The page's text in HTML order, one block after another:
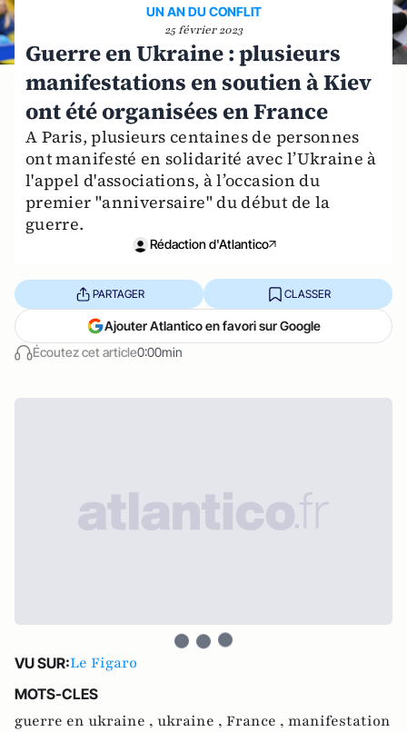
UN AN DU CONFLIT
25 février 2023
Guerre en Ukraine : plusieurs
manifestations en soutien à Kiev
ont été organisées en France
A Paris, plusieurs centaines de personnes
ont manifesté en solidarité avec l’Ukraine à
l'appel d'associations, à l’occasion du
premier "anniversaire" du début de la
guerre.
Rédaction d'Atlantico
Écoutez cet article0:00min
PARTAGER CLASSER
Ajouter Atlantico en favori sur Google
VU SUR:Le Figaro
MOTS-CLES
guerre en ukraine , ukraine , France , manifestation